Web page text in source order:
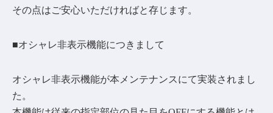
その点はご安心いただければと存じます。
■オシャレ非表示機能につきまして
オシャレ非表示機能が本メンテナンスにて実装されまし
た。